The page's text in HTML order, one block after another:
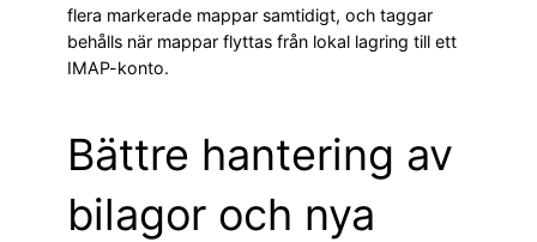
flera markerade mappar samtidigt, och taggar
behålls när mappar flyttas från lokal lagring till ett
IMAP-konto.
Bättre hantering av
bilagor och nya